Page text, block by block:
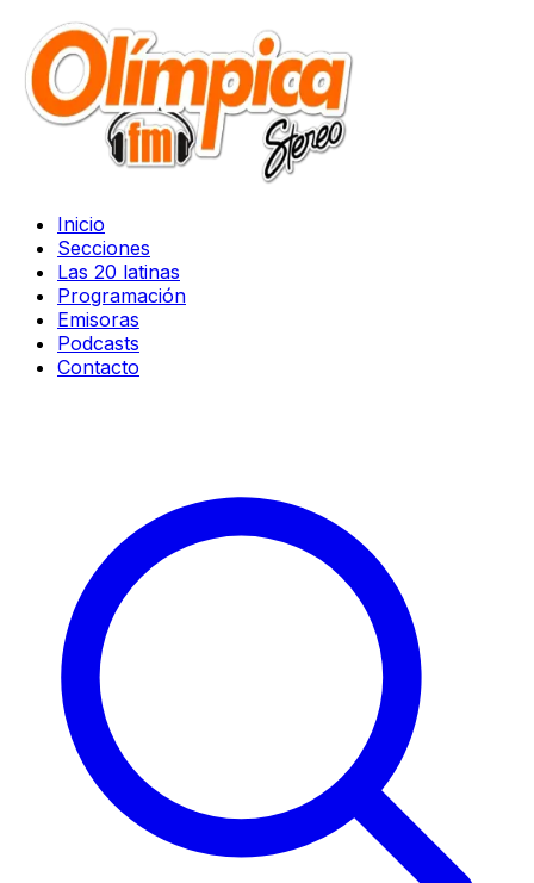
Inicio
Secciones
Las 20 latinas
Programación
Emisoras
Podcasts
Contacto